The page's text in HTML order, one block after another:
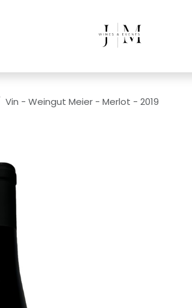
Vin - Weingut Meier - Merlot - 2019